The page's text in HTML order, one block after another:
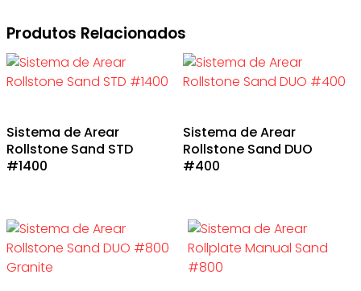
Produtos Relacionados
Sistema de Arear
Rollstone Sand STD
#1400
Sistema de Arear
Rollstone Sand DUO
#400